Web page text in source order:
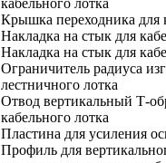
Крышка переходника для
Накладка на стык для
Накладка на стык для
Ограничитель радиуса
лестничного лотка
Отвод вертикальный Т-
кабельного лотка
Пластина для усиления
Профиль для